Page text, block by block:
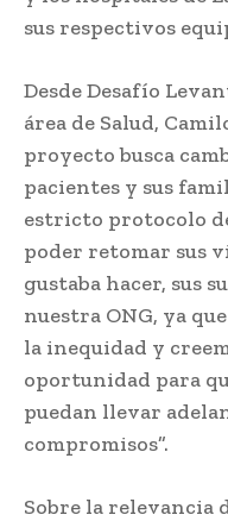
sus respectivos
Desde Desafío
área de Salud,
proyecto busca
pacientes y sus
estricto protocolo
poder retomar sus
gustaba hacer, sus
nuestra ONG, ya
la inequidad y
oportunidad para
puedan llevar
compromisos”.
Sobre la relevancia